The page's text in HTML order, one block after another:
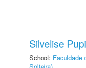
Silvelise
School: Faculdade